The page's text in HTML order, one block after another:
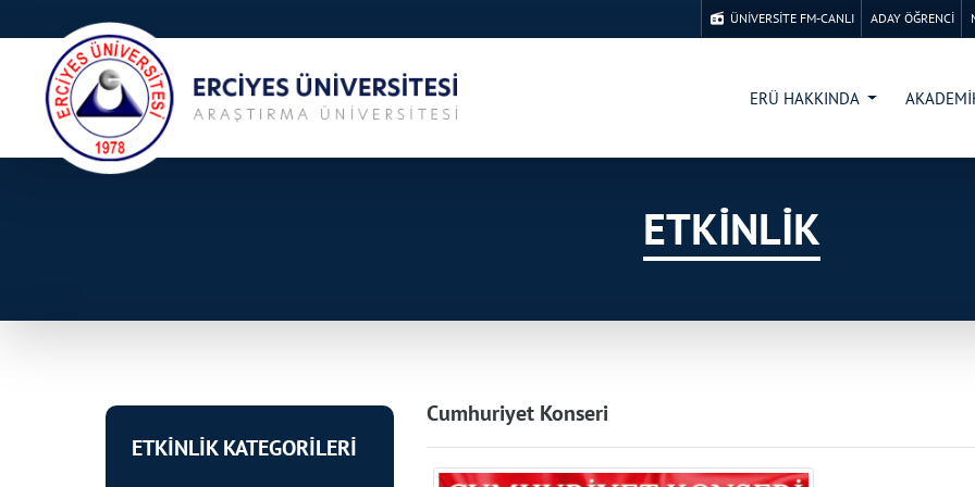
ÜNİVERSİTE FM-CANLI ADAY ÖĞRENCİ
ERÜ HAKKINDA
ETKİNLİK
ETKİNLİK KATEGORİLERİ
Cumhuriyet Konseri